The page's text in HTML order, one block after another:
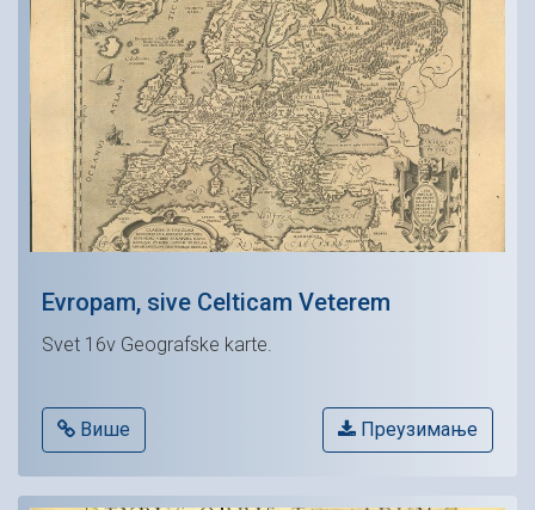
Evropam, sive Celticam Veterem
Svet 16v Geografske karte.
Више Преузимање